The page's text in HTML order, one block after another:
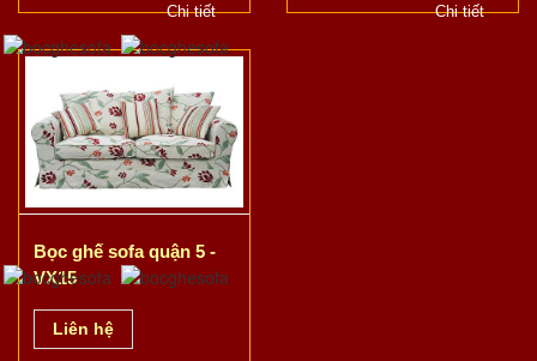
Chi tiết Chi tiết
Bọc ghế sofa quận 5 -
VX15
Liên hệ